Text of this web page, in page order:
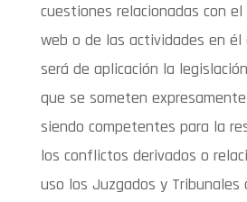
cuestiones relacionadas con
web o de las actividades en él
será de aplicación la
que se someten
siendo competentes para la
los conflictos derivados o
uso los Juzgados y Tribunales